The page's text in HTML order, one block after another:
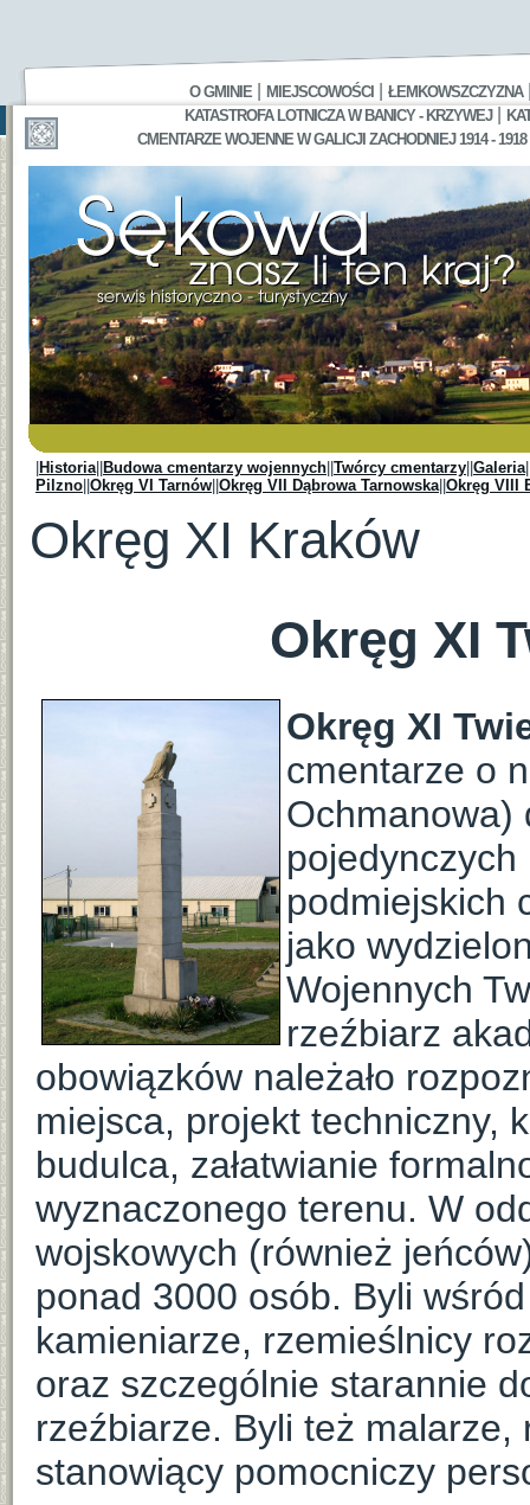
O GMINIE MIEJSCOWOŚCI ŁEMKOWSZCZYZNA
KATASTROFA LOTNICZA W BANICY - KRZYWEJ|
CMENTARZE WOJENNE W GALICJI ZACHODNIEJ 1914 - 1918
Historia|| Budowa cmentarzy wojennych Twórcy cmentarzy Galeria
Pilzno Okręg VI Tarnów Okręg VII Dąbrowa Tarnowska|| Okręg VIII
Okręg XI Kraków
Okręg XI
Okręg XI
cmentarze o
Ochmanowa)
podmiejskich
jako
Wojennych
rzeźbiarz
obowiązków należało
miejsca, projekt techniczny,
budulca, załatwianie
wyznaczonego terenu. W
wojskowych (również
ponad 3000 osób. Byli
kamieniarze, rzemieślnicy
oraz szczególnie starannie
rzeźbiarze. Byli też
stanowiący pomocniczy